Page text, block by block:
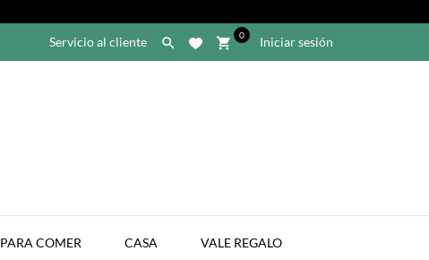
Servicio al cliente  shopping_cart 0 Iniciar sesión
PARA COMER CASA VALE REGALO